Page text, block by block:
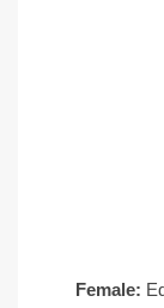
Female: